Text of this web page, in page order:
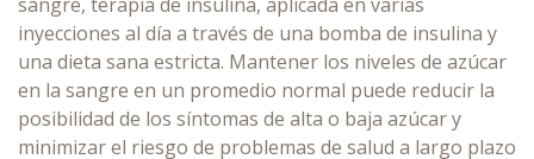
inyecciones al día a través de una bomba de insulina y
una dieta sana estricta. Mantener los niveles de azúcar
en la sangre en un promedio normal puede reducir la
posibilidad de los síntomas de alta o baja azúcar y
minimizar el riesgo de problemas de salud a largo plazo